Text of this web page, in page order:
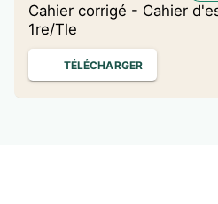
Cahier corrigé - Cahier
1re/Tle
TÉLÉCHARGER